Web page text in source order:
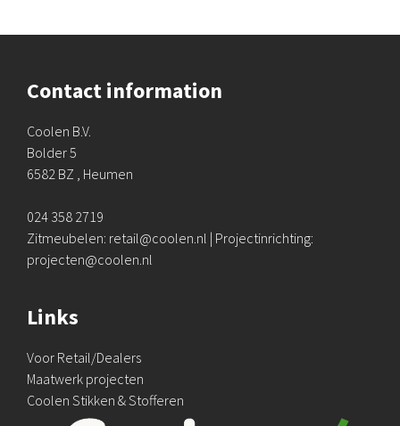
Contact information
Coolen B.V.
Bolder 5
6582 BZ , Heumen
024 358 2719
Zitmeubelen: retail@coolen.nl | Projectinrichting:
projecten@coolen.nl
Links
Voor Retail/Dealers
Maatwerk projecten
Coolen Stikken & Stofferen